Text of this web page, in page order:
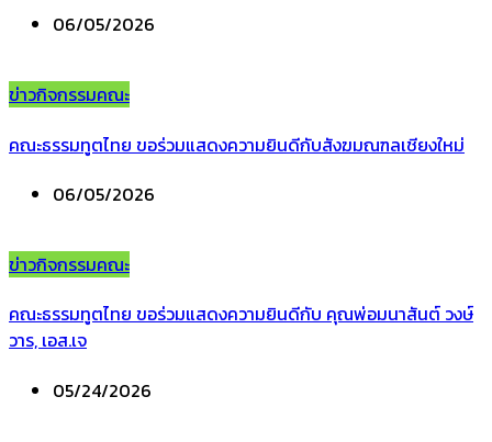
06/05/2026
ข่าวกิจกรรมคณะ
คณะธรรมทูตไทย ขอร่วมแสดงความยินดีกับสังฆมณฑลเชียงใหม่
06/05/2026
ข่าวกิจกรรมคณะ
คณะธรรมทูตไทย ขอร่วมแสดงความยินดีกับ คุณพ่อมนาสันต์ วงษ์
วาร, เอส.เจ
05/24/2026